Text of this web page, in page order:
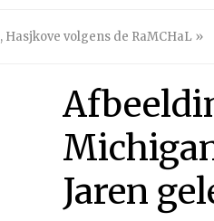
, Hasjkove volgens de RaMCHaL »
Jaren